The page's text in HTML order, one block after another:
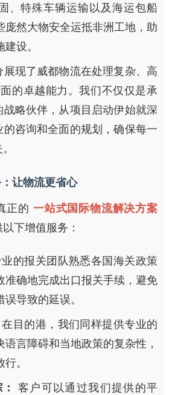
、特殊车辆运输以及海运包船
庞然大物安全运抵非洲工地，助
设。
现了威都物流在处理复杂、高
的卓越能力。我们不仅仅是承
略伙伴，从项目启动伊始就深
的咨询和全面的规划，确保每一
让物流更省心
正的 一站式国际物流解决方案
下增值服务：
的报关团队熟悉各国海关政策
准确地完成出口报关手续，避免
导致的延误。
在目的港，我们同样提供专业的
言障碍和当地政策的复杂性，
。
：客户可以通过我们提供的平